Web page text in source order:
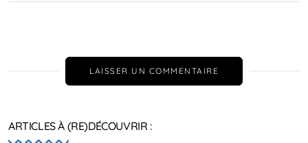
LAISSER UN COMMENTAIRE
ARTICLES À (RE)DÉCOUVRIR :